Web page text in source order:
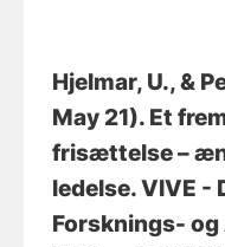
Hjelmar, U., &
May 21). Et
frisættelse –
ledelse. VIVE -
Forsknings-